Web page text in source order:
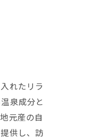
れたリラ
泉成分と
元産の自
供し、訪